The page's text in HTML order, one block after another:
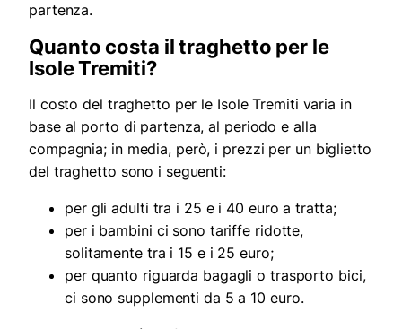
partenza.
Quanto costa il traghetto per le
Isole Tremiti?
Il costo del traghetto per le Isole Tremiti varia in
base al porto di partenza, al periodo e alla
compagnia; in media, però, i prezzi per un biglietto
del traghetto sono i seguenti:
per gli adulti tra i 25 e i 40 euro a tratta;
per i bambini ci sono tariffe ridotte,
solitamente tra i 15 e i 25 euro;
per quanto riguarda bagagli o trasporto bici,
ci sono supplementi da 5 a 10 euro.